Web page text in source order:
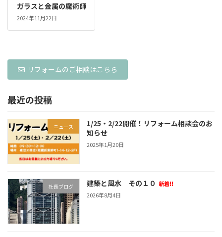
ガラスと金属の魔術師
2024年11月22日
リフォームのご相談はこちら
最近の投稿
ニュース
1/25・2/22開催！リフォーム相談会のお
知らせ
2025年1月20日
社長ブログ 建築と風水 その１０ 新着!!
2026年8月4日